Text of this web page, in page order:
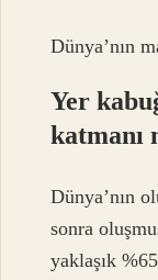
Dünya’nın
Yer
katmanı
Dünya’nın
sonra
yaklaşık